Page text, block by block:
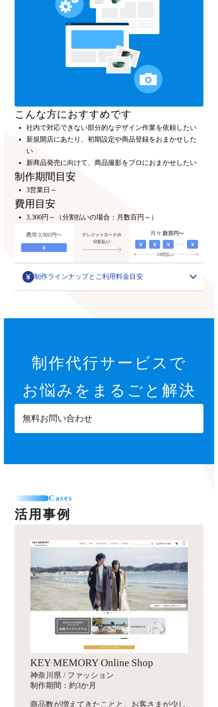
オーナーさまのご要望に合わせて、ショップデザインを
フルカスタマイズします。
300,000円～
プロのデザイナーが、テンプレートをもとにショップデ
こんな方におすすめです
社内で対応できない部分的なデザイン作業を依頼したい
新規開店にあたり、初期設定や商品登録をおまかせした
い
新商品発売に向けて、商品撮影をプロにおまかせしたい
制作期間目安
3営業日～
費用目安
3,300円～（分割払いの場合：月数百円～）
制作ラインナップとご利用料金目安
カテゴリごとの商品一覧や、季節に合わせた期間限定の
特集ページ作成を行います。
サムネイル・スライダー作成
商品ページへ誘導するサムネイルや、商品ページ内に掲
て利用可能なパーツを制作します。
バナー作成
るための画像を制作します。
ロゴ作成
お見積り
会社名やサービス、商品に使用するロゴマークをデザイ
10,000円～
検索エンジン対策ワード入力
Search Consoleの設定
22,000円
【設定項目】
特定商取引法に基づく表示設定
配送方法入力
カテゴリー登録
お見積り
他カートサービスからの引っ越しを代行します。
独自ドメイン設定
16,500円～
ご希望のドメインに設定します。
お見積り
新規商品登録、引っ越しでの登録など、ご状況に合わせ
た商品設定代行を行います。
各8,000円～
ご要望に合わせて、部分的なデザインカスタマイズを行
※画像などの素材はオーナーさまにご用意いただきます
SNSエリア設置
送料一覧表テーブル作成
バナー作成・設置
その他
GTMタグ設定代行
Googleタグマネージャーのタグの設計や設置を行いま
す。
撮影代行
お見積り
プロのカメラマンが、商品・モデル・イメージ撮影を行
います。動画撮影にも対応可能です。指定のスタジオへ
す。
インフルエンサーギフティング
88,000円～
ショップの商品をインフルエンサーがSNSでPR投稿する
手配を行い、幅広いインプレッションの獲得を目指しま
パッケージデザイン
お見積り
商品のパッケージやロゴ画像、ブランディングデザイン
を行います。
制作代行サービスで
お悩みを まるごと解決
無料お問い合わせ
Cases
活用事例
KEY MEMORY Online Shop
神奈川県 / ファッション
制作期間：約3か月
商品数が増えてきたことと、お客さまが少し